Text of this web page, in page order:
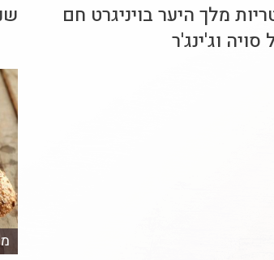
מלך היער בויניגרט חם
סויה וג'ינג'ר